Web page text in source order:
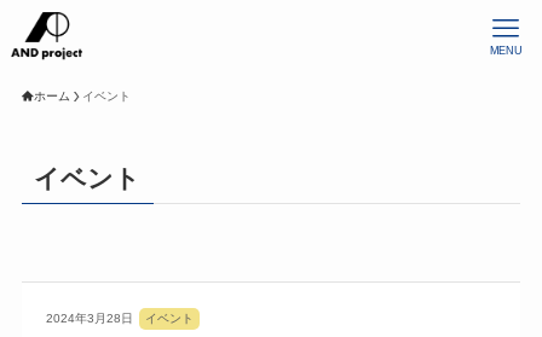
MENU
ホーム イベント
イベント
2024年3月28日 イベント